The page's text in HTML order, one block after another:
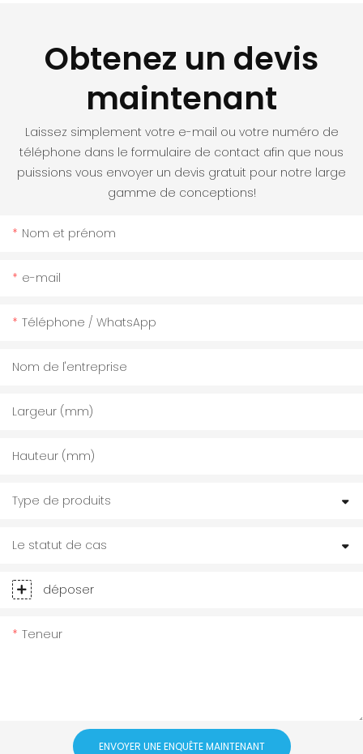
Obtenez un devis
maintenant
Laissez simplement votre e-mail ou votre numéro de
téléphone dans le formulaire de contact afin que nous
puissions vous envoyer un devis gratuit pour notre large
gamme de conceptions!
Nom et prénom
e-mail
Téléphone / WhatsApp
Nom de l'entreprise
Largeur (mm)
Hauteur (mm)
Type de produits
Le statut de cas
déposer
Teneur
ENVOYER UNE ENQUÊTE MAINTENANT